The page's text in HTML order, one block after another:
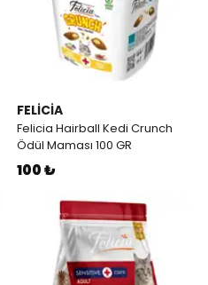
FELİCİA
Felicia Hairball Kedi Crunch
Ödül Maması 100 GR
100 ₺